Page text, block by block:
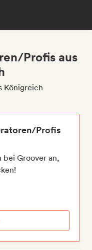
Profis aus
Königreich
Profis
bei Groover an,